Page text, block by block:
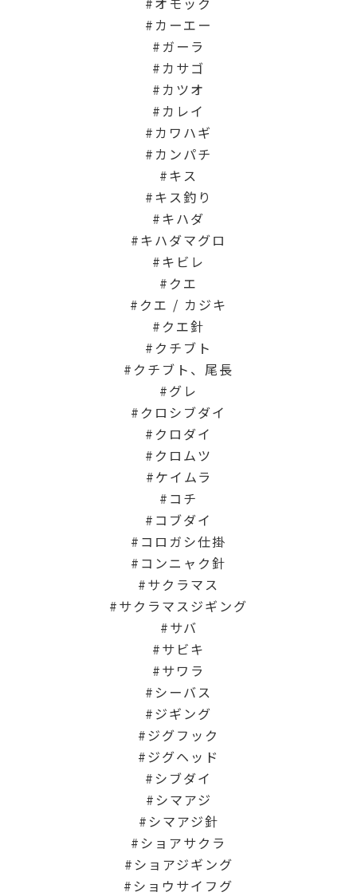
カーエー
ガーラ
カサゴ
カツオ
カレイ
カワハギ
カンパチ
キス
キス釣り
キハダ
キハダマグロ
キビレ
クエ
クエ / カジキ
クエ針
クチブト
クチブト、尾長
グレ
クロシブダイ
クロダイ
クロムツ
ケイムラ
コチ
コブダイ
コロガシ仕掛
コンニャク針
サクラマス
サクラマスジギング
サバ
サビキ
サワラ
シーバス
ジギング
ジグフック
ジグヘッド
シブダイ
シマアジ
シマアジ針
ショアサクラ
ショアジギング
ショウサイフグ